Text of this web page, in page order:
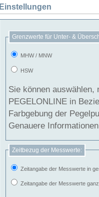
Einstellungen
Grenzwerte für Unter- &
MHW / MNW
HSW
Sie können
PEGELONLINE in Beziehung
Farbgebung der
Genauere
Zeitbezug der Messwerte:
Zeitangabe der Messwerte in
Zeitangabe der Messwerte